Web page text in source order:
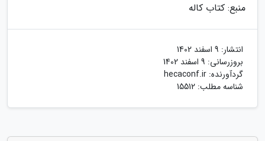
منبع: کتاب کاله
انتشار: 9 اسفند 1402
بروزرسانی: 9 اسفند 1402
گردآورنده: hecaconf.ir
شناسه مطلب: 15512